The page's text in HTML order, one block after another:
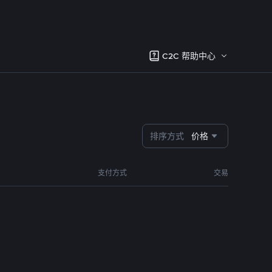
C2C 帮助中心
排序方式 价格
支付方式 交易